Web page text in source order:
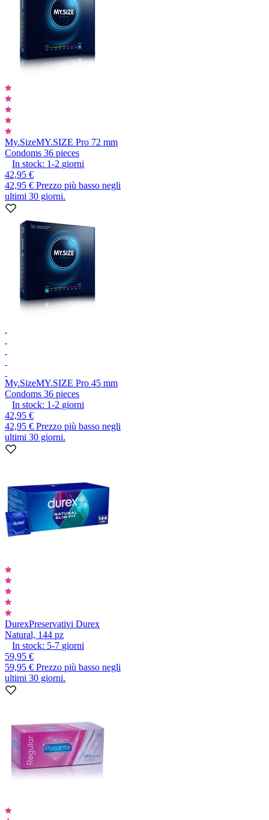
My.SizeMY.SIZE Pro 72 mm
Condoms 36 pieces
In stock: 1-2 giorni
42,95 €
42,95 € Prezzo più basso negli
ultimi 30 giorni.
My.SizeMY.SIZE Pro 45 mm
Condoms 36 pieces
In stock: 1-2 giorni
42,95 €
42,95 € Prezzo più basso negli
ultimi 30 giorni.
DurexPreservativi Durex
Natural, 144 pz
In stock: 5-7 giorni
59,95 €
59,95 € Prezzo più basso negli
ultimi 30 giorni.